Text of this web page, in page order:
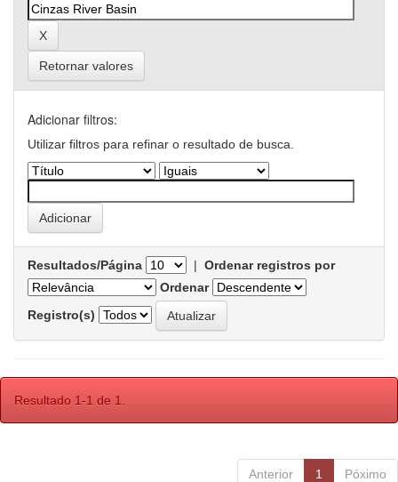
Retornar valores
Adicionar filtros:
Utilizar filtros para refinar o resultado de busca.
Resultados/Página | Ordenar registros por
Ordenar
Registro(s)
Resultado 1-1 de 1.
Anterior 1 Póximo